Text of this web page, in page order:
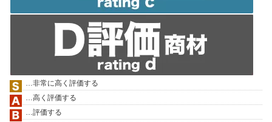
…非常に高く評価する
…高く評価する
…評価する